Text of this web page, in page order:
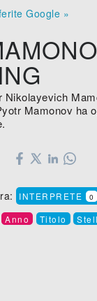
Google »
Mamonov ha
INTERPRETE 0
Anno Titolo